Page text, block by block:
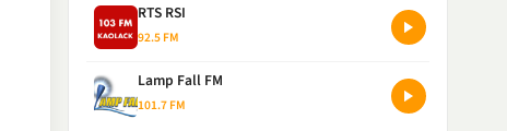
RTS RSI
92.5 FM
Lamp Fall FM
101.7 FM